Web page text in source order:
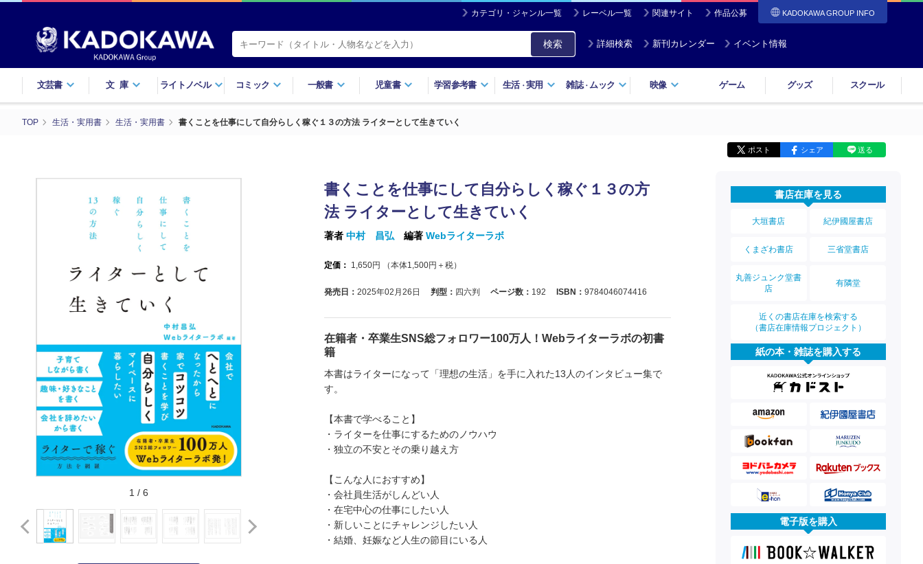
カテゴリ・ジャンル一覧 レーベル一覧 関連サイト 作品公募 KADOKAWA GROUP INFO
検索 詳細検索 新刊カレンダー イベント情報
文芸書 文庫 ライトノベル コミック 一般書 児童書 学習参考書 生活・実用 雑誌・ ムック 映像 ゲーム グッズ スクール
TOP 生活・実用書 生活・実用書 書くことを仕事にして自分らしく稼ぐ１３の方法 ライターとして生きていく
ポスト シェア 送る
1 / 6
書くことを仕事にして自分らしく稼ぐ１３の方
法 ライターとして生きていく
著者 中村 昌弘 編著 Webライターラボ
定価： 1,650円 （本体1,500円＋税）
発売日： 2025年02月26日 判型： 四六判 ページ数： 192 ISBN： 9784046074416
在籍者・卒業生SNS総フォロワー100万人！Webライターラボの初書
籍
本書はライターになって「理想の生活」を手に入れた13人のインタビュー集で
す。
【本書で学べること】
・ライターを仕事にするためのノウハウ
・独立の不安とその乗り越え方
【こんな人におすすめ】
・会社員生活がしんどい人
・在宅中心の仕事にしたい人
・新しいことにチャレンジしたい人
・結婚、妊娠など人生の節目にいる人
書店在庫を見る
大垣書店 紀伊國屋書店
くまざわ書店 三省堂書店
丸善ジュンク堂書
店
有隣堂
近くの書店在庫を検索する
（書店在庫情報プロジェクト）
紙の本・雑誌を購入する
電子版を購入